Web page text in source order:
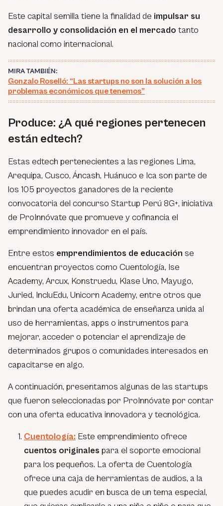
Este capital semilla tiene la finalidad de impulsar su
desarrollo y consolidación en el mercado tanto
nacional como internacional.
MIRA TAMBIÉN:
Gonzalo Roselló: “Las startups no son la solución a los
problemas económicos que tenemos”
Produce: ¿A qué regiones pertenecen
están edtech?
Estas edtech pertenecientes a las regiones Lima,
Arequipa, Cusco, Áncash, Huánuco e Ica son parte de
los 105 proyectos ganadores de la reciente
convocatoria del concurso Startup Perú 8G+, iniciativa
de ProInnóvate que promueve y cofinancia el
emprendimiento innovador en el país.
Entre estos emprendimientos de educación se
encuentran proyectos como Cuentología, Ise
Academy, Arcux, Konstruedu, Klase Uno, Mayugo,
Juried, IncluEdu, Unicorn Academy, entre otros que
brindan una oferta académica de enseñanza unida al
uso de herramientas, apps o instrumentos para
mejorar, acceder o potenciar el aprendizaje de
determinados grupos o comunidades interesados en
capacitarse en algo.
A continuación, presentamos algunas de las startups
que fueron seleccionadas por ProInnóvate por contar
con una oferta educativa innovadora y tecnológica.
Cuentología: Este emprendimiento ofrece
cuentos originales para el soporte emocional
para los pequeños. La oferta de Cuentología
ofrece una caja de herramientas de audios, a la
que puedes acudir en busca de un tema especial,